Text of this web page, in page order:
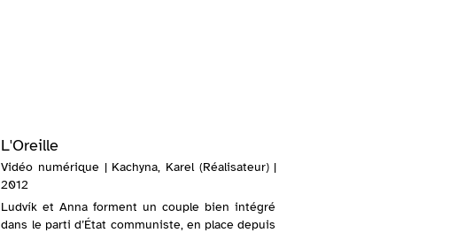
L'Oreille
Vidéo numérique | Kachyna, Karel (Réalisateur) |
2012
Ludvík et Anna forment un couple bien intégré
dans le parti d’État communiste, en place depuis